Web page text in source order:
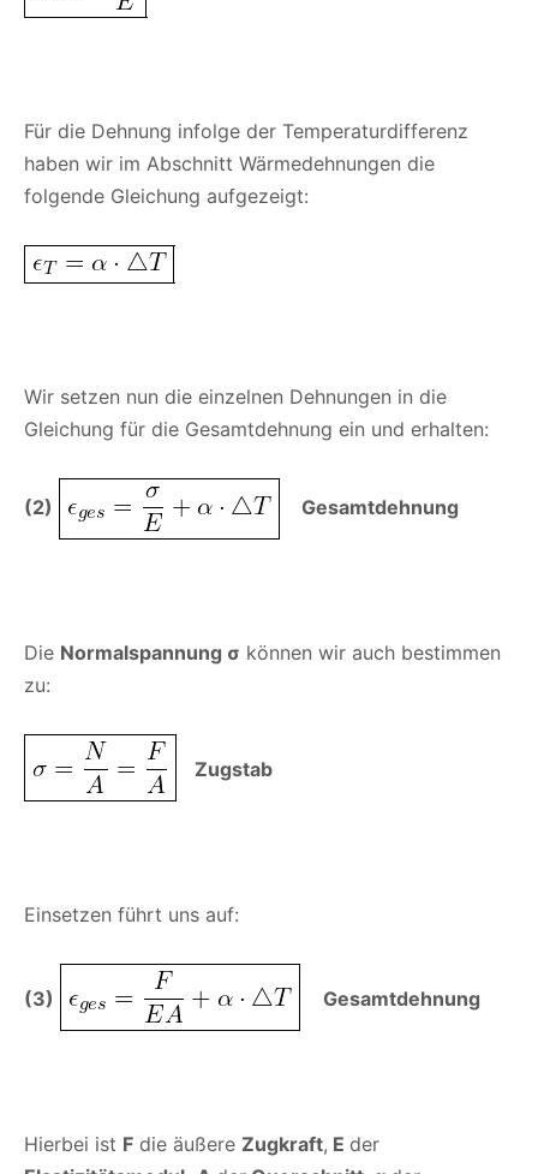
Für die Dehnung infolge der Temperaturdifferenz
haben wir im Abschnitt Wärmedehnungen die
folgende Gleichung aufgezeigt:
Wir setzen nun die einzelnen Dehnungen in die
Gleichung für die Gesamtdehnung ein und erhalten:
(2) Gesamtdehnung
Die Normalspannung σ können wir auch bestimmen
zu:
Zugstab
Einsetzen führt uns auf:
(3) Gesamtdehnung
Hierbei ist F die äußere Zugkraft, E der